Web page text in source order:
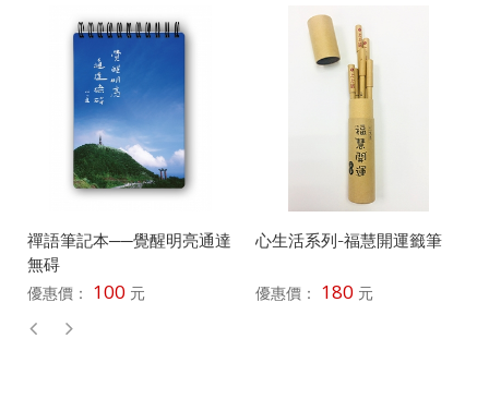
禪語筆記本──覺醒明亮通達
無碍
優惠價： 100 元
心生活系列-福慧開運籤筆
優惠價： 180 元